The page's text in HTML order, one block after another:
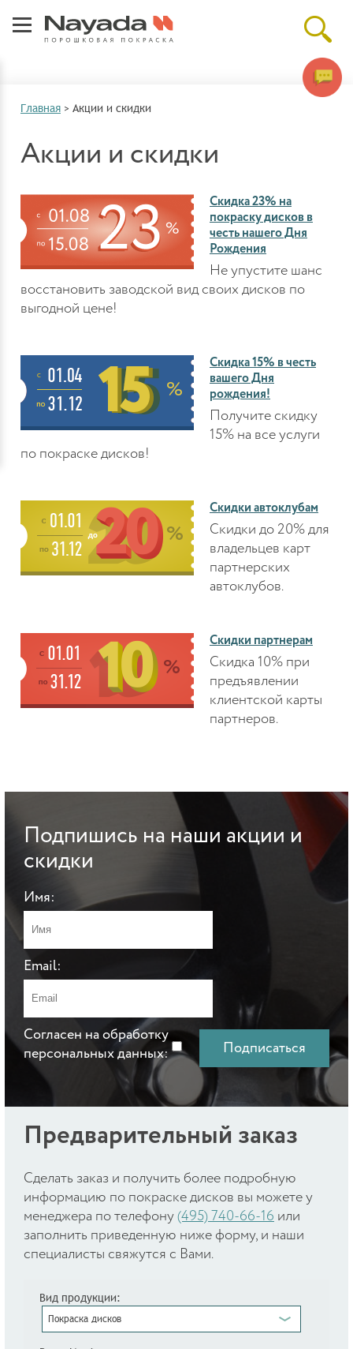
Главная > Акции и скидки
Акции и скидки
Скидка 23% на
покраску дисков в
честь нашего Дня
Рождения
Не упустите шанс
восстановить заводской вид своих дисков по
выгодной цене!
Скидка 15% в честь
вашего Дня
рождения!
Получите скидку
15% на все услуги
по покраске дисков!
Скидки автоклубам
Скидки до 20% для
владельцев карт
партнерских
автоклубов.
Скидки партнерам
Скидка 10% при
предъявлении
клиентской карты
партнеров.
Подпишись на наши акции и
скидки
Имя:
Email:
Согласен на обработку
персональных данных:
Предварительный заказ
Cделать заказ и получить более подробную
информацию по покраске дисков вы можете у
менеджера по телефону (495) 740-66-16 или
заполнить приведенную ниже форму, и наши
специалисты свяжутся с Вами.
Вид продукции:
Покраска дисков